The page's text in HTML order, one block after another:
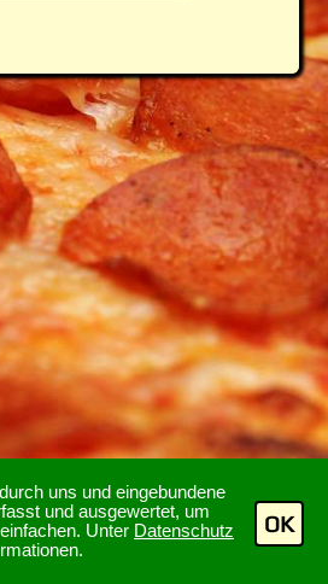
uns und eingebundene
und ausgewertet, um
Unter Datenschutz
OK